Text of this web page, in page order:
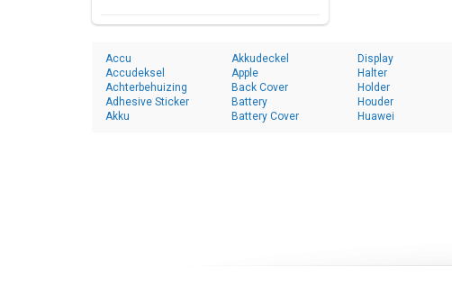
Accu
Accudeksel
Achterbehuizing
Adhesive Sticker
Akku
Akkudeckel
Apple
Back Cover
Battery
Battery Cover
Display
Halter
Holder
Houder
Huawei